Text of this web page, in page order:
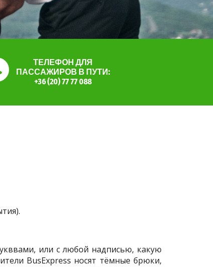
ТЕЛЕФОН ДЛЯ
ПАССАЖИРОВ В ПУТИ:
+36 (20) 77 77 088
или с любой надписью, какую
BusExpress носят тёмные брюки,